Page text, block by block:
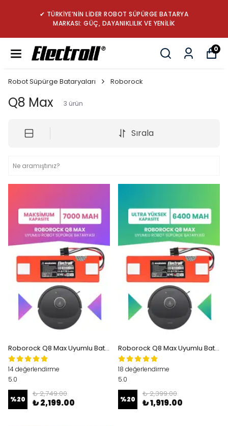
✔ TÜRKİYE’NİN LİDER ROBOT SÜPÜRGE BATARYA
MARKASI: GÜÇ, DAYANIKLILIK VE YENİLİK
0
Robot Süpürge Bataryaları Roborock
Q8 Max 3 ürün
Sırala
Roborock Q8 Max Uyumlu Batarya (MAKSİMUM KAPASİTE) 7000mah Kutulu Robot Süpürge Bataryası Değişimi
14 değerlendirme
5.0
%20
₺ 2,749.00
₺ 2,199.00
Roborock Q8 Max Uyumlu Batarya (ULTRA YÜKSEK KAPASİTE) 6400mah Robot Süpürge Bataryası Değişimi
18 değerlendirme
5.0
%20
₺ 2,399.00
₺ 1,919.00